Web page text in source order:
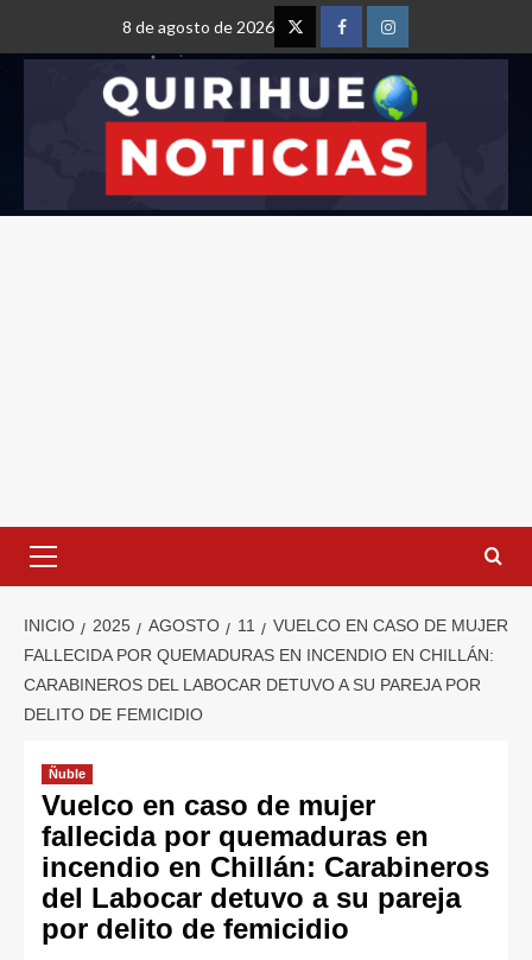
8 de agosto de 2026
INICIO 2025 AGOSTO 11
VUELCO EN CASO DE MUJER
FALLECIDA POR QUEMADURAS EN INCENDIO EN CHILLÁN:
CARABINEROS DEL LABOCAR DETUVO A SU PAREJA POR
DELITO DE FEMICIDIO
Ñuble
Vuelco en caso de mujer
fallecida por quemaduras en
incendio en Chillán: Carabineros
del Labocar detuvo a su pareja
por delito de femicidio